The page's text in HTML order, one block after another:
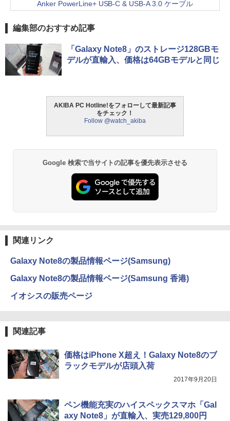
Anker PowerLine+ USB-C & USB-A 3.0 ケーブル
編集部のおすすめ記事
「Galaxy Note8」のストレージ128GBモ
デルが直輸入、価格は64GBモデルと同じ
AKIBA PC Hotline!をフォローして最新記事
をチェック！
Follow @watch_akiba
Google 検索で当サイトの記事を優先表示させる
関連リンク
Galaxy Note8の製品情報ページ(Samsung)
Galaxy Note8の製品情報ページ(Samsung 香港)
イオシスの販売ページ
関連記事
価格はiPhone X超え！Galaxy Note8のブ
ラックモデルが店頭入荷
2017年9月20日
ペン機能充実のハイスペックスマホ「Gal
axy Note8」が直輸入、実売129,800円